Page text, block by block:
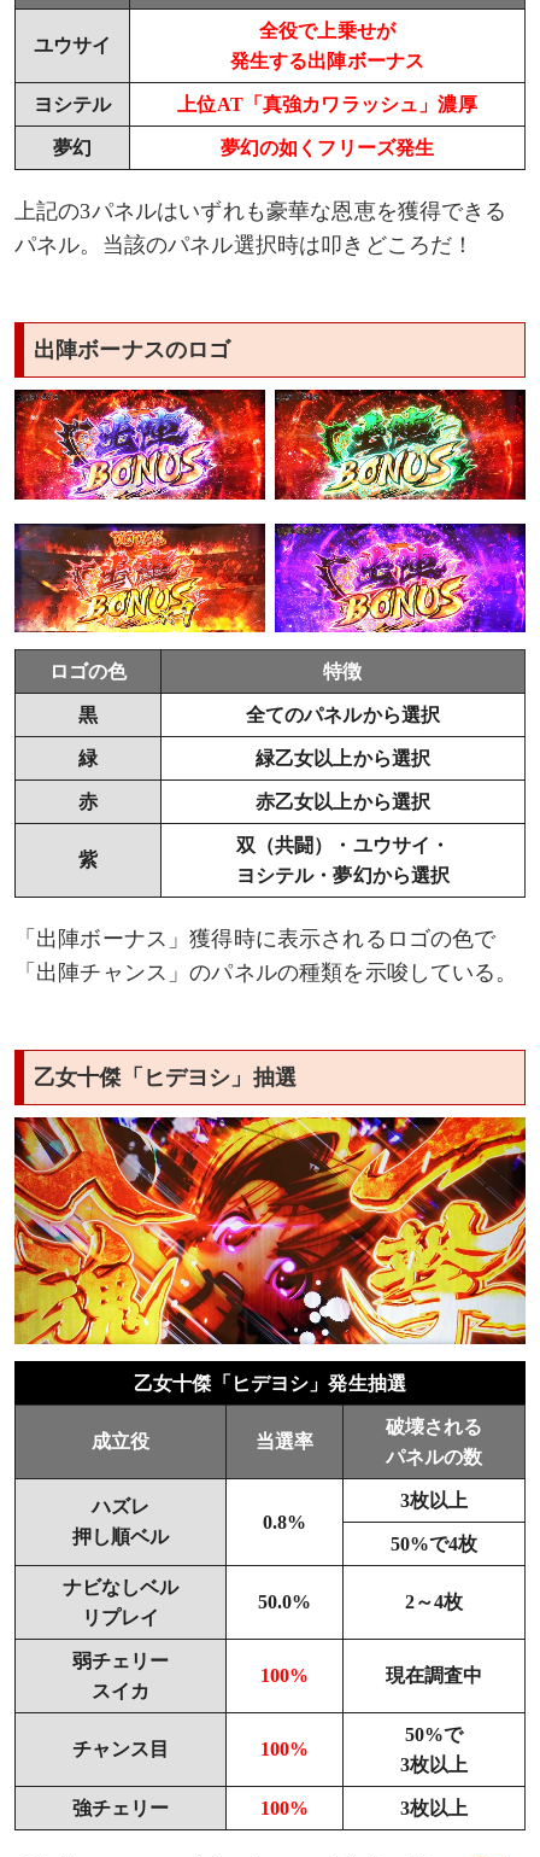
ユウサイ
全役で上乗せが
発生する出陣ボーナス
ヨシテル 上位AT「真強カワラッシュ」濃厚
夢幻 夢幻の如くフリーズ発生
上記の3パネルはいずれも豪華な恩恵を獲得できる
パネル。当該のパネル選択時は叩きどころだ！
出陣ボーナスのロゴ
ロゴの色 特徴
黒 全てのパネルから選択
緑 緑乙女以上から選択
赤 赤乙女以上から選択
紫
双（共闘）・ユウサイ・
ヨシテル・夢幻から選択
「出陣ボーナス」獲得時に表示されるロゴの色で
「出陣チャンス」のパネルの種類を示唆している。
乙女十傑「ヒデヨシ」抽選
乙女十傑「ヒデヨシ」発生抽選
成立役 当選率
破壊される
パネルの数
ハズレ
押し順ベル
0.8%
3枚以上
50%で4枚
ナビなしベル
リプレイ
50.0% 2～4枚
弱チェリー
スイカ
100% 現在調査中
チャンス目 100%
50%で
3枚以上
強チェリー 100% 3枚以上